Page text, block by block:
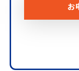
お